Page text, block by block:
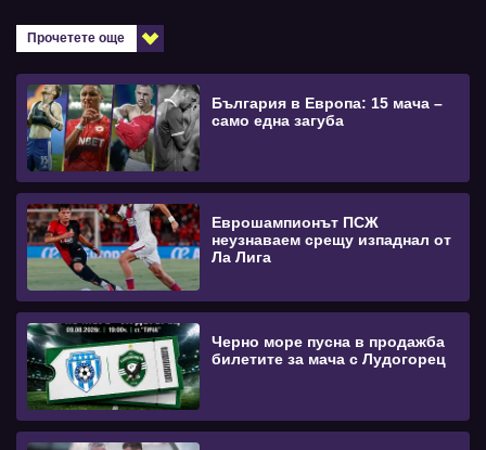
Прочетете още
България в Европа: 15 мача –
само една загуба
Еврошампионът ПСЖ
неузнаваем срещу изпаднал от
Ла Лига
Черно море пусна в продажба
билетите за мача с Лудогорец